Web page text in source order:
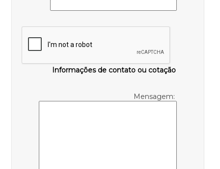
Informações de contato ou cotação
Mensagem: